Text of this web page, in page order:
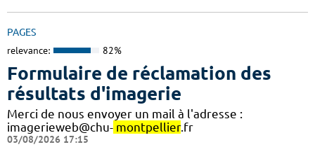
PAGES
relevance: 82%
Formulaire de réclamation des
résultats d'imagerie
Merci de nous envoyer un mail à l'adresse :
imagerieweb@chu- montpellier.fr
03/08/2026 17:15